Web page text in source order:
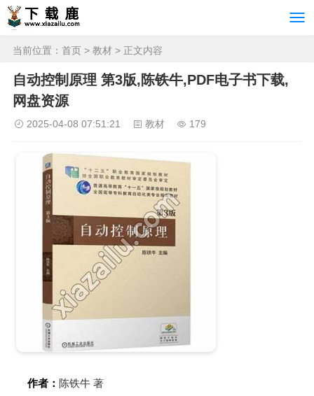
当前位置： 首页 > 教材 > 正文内容
自动控制原理 第3版,陈铁牛,PDF电子书下载,
网盘资源
2025-04-08 07:51:21 教材 179
作者： 陈铁牛 著